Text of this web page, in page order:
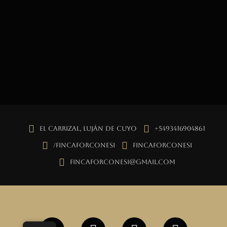
El Carrizal, Luján de Cuyo +5493416904861
/fincaforconesi fincaforconesi
fincaforconesi@gmail.com